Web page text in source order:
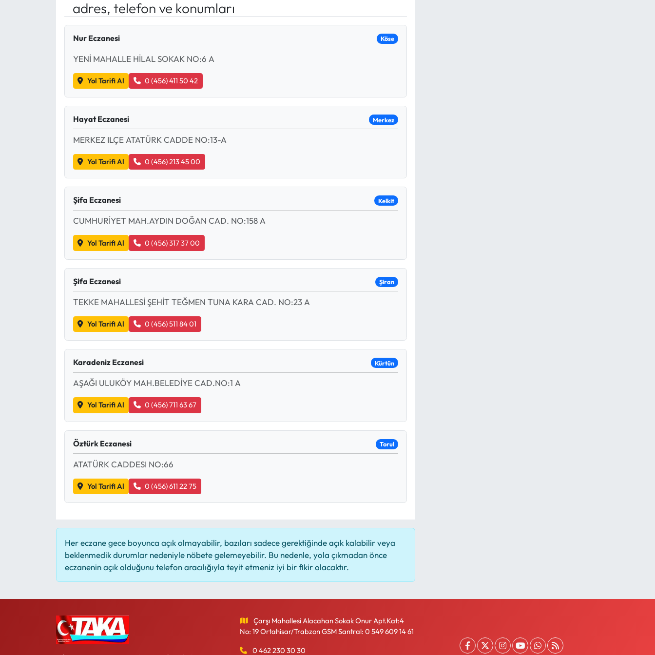
adres, telefon ve konumları
Nur Eczanesi Köse
YENİ MAHALLE HİLAL SOKAK NO:6 A
Yol Tarifi Al 0 (456) 411 50 42
Hayat Eczanesi Merkez
MERKEZ ILÇE ATATÜRK CADDE NO:13-A
Yol Tarifi Al 0 (456) 213 45 00
Şifa Eczanesi Kelkit
CUMHURİYET MAH.AYDIN DOĞAN CAD. NO:158 A
Yol Tarifi Al 0 (456) 317 37 00
Şifa Eczanesi Şiran
TEKKE MAHALLESİ ŞEHİT TEĞMEN TUNA KARA CAD. NO:23 A
Yol Tarifi Al 0 (456) 511 84 01
Karadeniz Eczanesi Kürtün
AŞAĞI ULUKÖY MAH.BELEDİYE CAD.NO:1 A
Yol Tarifi Al 0 (456) 711 63 67
Öztürk Eczanesi Torul
ATATÜRK CADDESI NO:66
Yol Tarifi Al 0 (456) 611 22 75
Her eczane gece boyunca açık olmayabilir, bazıları sadece gerektiğinde açık kalabilir veya
beklenmedik durumlar nedeniyle nöbete gelemeyebilir. Bu nedenle, yola çıkmadan önce
eczanenin açık olduğunu telefon aracılığıyla teyit etmeniz iyi bir fikir olacaktır.
Çarşı Mahallesi Alacahan Sokak Onur Apt.Kat:4
No: 19 Ortahisar/Trabzon GSM Santral: 0 549 609 14 61
0 462 230 30 30
Mektup Galeri
Köşe Yazıları
Karikatür Galeri
ASTROLOJİ
Spor Yazıları
Mektup Galeri